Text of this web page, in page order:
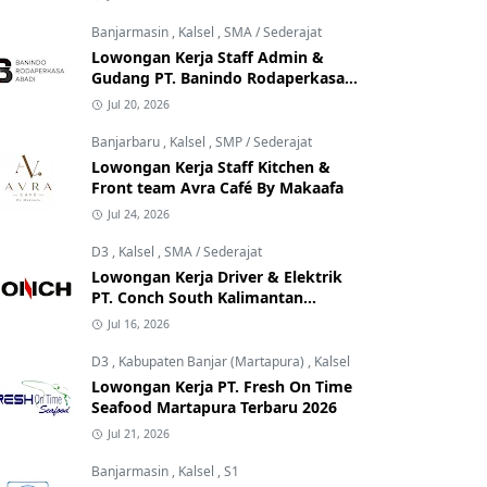
Banjarmasin , Kalsel ,SMA / Sederajat
Lowongan Kerja Staff Admin &
Gudang PT. Banindo Rodaperkasa
Abadi
Jul 20, 2026
Banjarbaru , Kalsel ,SMP / Sederajat
Lowongan Kerja Staff Kitchen &
Front team Avra Café By Makaafa
Jul 24, 2026
D3 , Kalsel ,SMA / Sederajat
Lowongan Kerja Driver & Elektrik
PT. Conch South Kalimantan
Cement
Jul 16, 2026
D3 , Kabupaten Banjar (Martapura) , Kalsel
Lowongan Kerja PT. Fresh On Time
Seafood Martapura Terbaru 2026
Jul 21, 2026
Banjarmasin , Kalsel ,S1